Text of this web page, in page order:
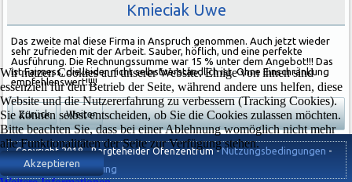
Kmieciak Uwe
Das zweite mal diese Firma in Anspruch genommen. Auch jetzt wieder
sehr zufrieden mit der Arbeit. Sauber, höflich, und eine perfekte
Ausführung. Die Rechnungssumme war 15 % unter dem Angebot!!! Das
ist Fairness, die leider nicht selbstverständlich ist. Ohne Einschränkung
empfehlenswert!!!!!
Zurück Weiter
Copyright 2018 - Bargteheider Ofenzentrum -Nutzungsbedingungen -
Datenschutzerklärung
Wir nutzen Cookies auf unserer Website. Einige von ihnen sind
essenziell für den Betrieb der Seite, während andere uns helfen, diese
Website und die Nutzererfahrung zu verbessern (Tracking Cookies).
Sie können selbst entscheiden, ob Sie die Cookies zulassen möchten.
Bitte beachten Sie, dass bei einer Ablehnung womöglich nicht mehr
alle Funktionalitäten der Seite zur Verfügung stehen.
Akzeptieren